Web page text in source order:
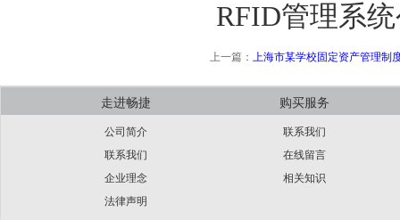
RFID管理系
上一篇： 上海市某学校固定资产管理制
走进畅捷
公司简介
联系我们
企业理念
法律声明
购买服务
联系我们
在线留言
相关知识